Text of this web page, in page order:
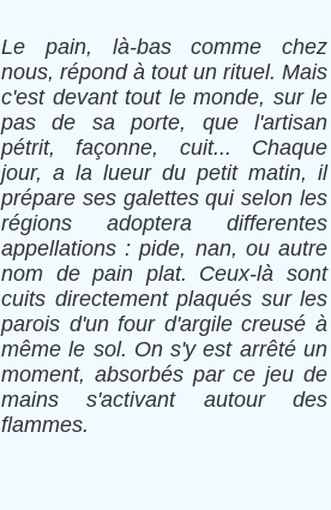
Le pain, là-bas comme chez
nous, répond à tout un rituel. Mais
c'est devant tout le monde, sur le
pas de sa porte, que l'artisan
pétrit, façonne, cuit... Chaque
jour, a la lueur du petit matin, il
prépare ses galettes qui selon les
régions adoptera differentes
appellations : pide, nan, ou autre
nom de pain plat. Ceux-là sont
cuits directement plaqués sur les
parois d'un four d'argile creusé à
même le sol. On s'y est arrêté un
moment, absorbés par ce jeu de
mains s'activant autour des
flammes.